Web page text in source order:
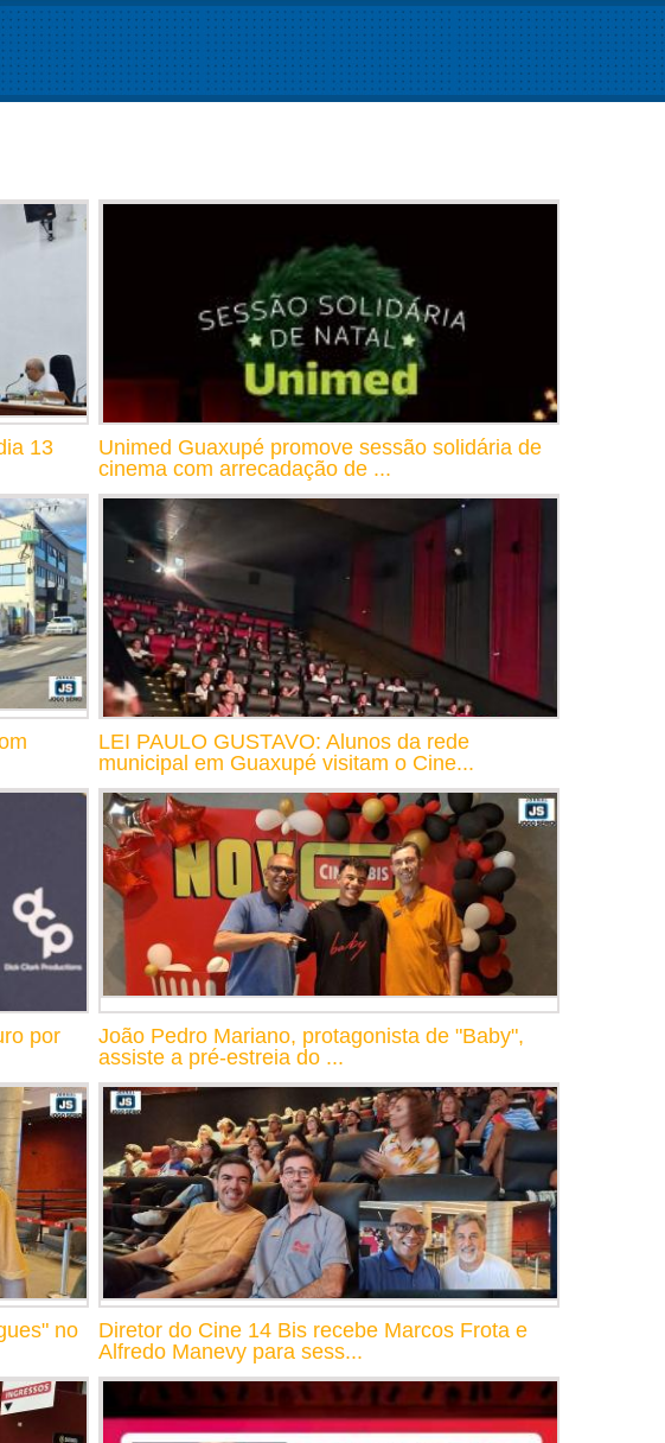
13
Unimed Guaxupé promove sessão solidária de
cinema com arrecadação de ...
LEI PAULO GUSTAVO: Alunos da rede
municipal em Guaxupé visitam o Cine...
por
João Pedro Mariano, protagonista de "Baby",
assiste a pré-estreia do ...
no
Diretor do Cine 14 Bis recebe Marcos Frota e
Alfredo Manevy para sess...